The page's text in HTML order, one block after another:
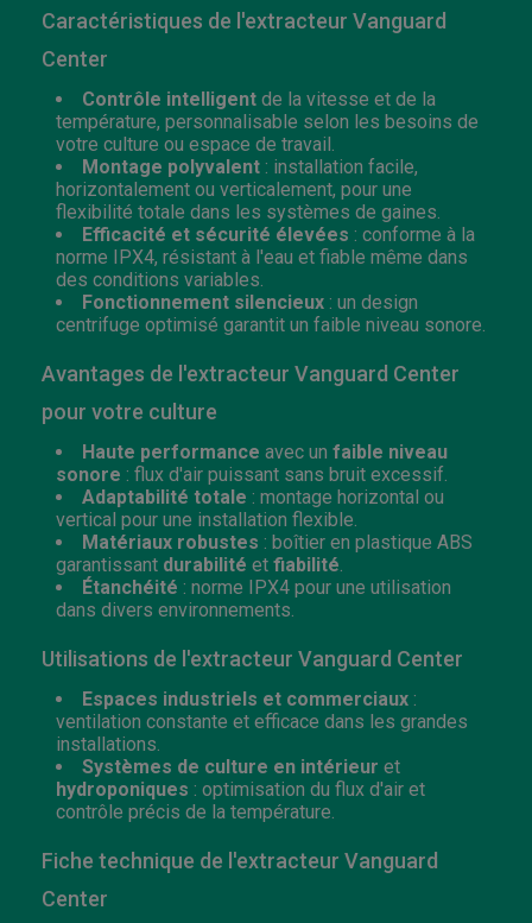
Caractéristiques de l'extracteur Vanguard
Center
Contrôle intelligent de la vitesse et de la
température, personnalisable selon les besoins de
votre culture ou espace de travail.
Montage polyvalent : installation facile,
horizontalement ou verticalement, pour une
flexibilité totale dans les systèmes de gaines.
Efficacité et sécurité élevées : conforme à la
norme IPX4, résistant à l'eau et fiable même dans
des conditions variables.
Fonctionnement silencieux : un design
centrifuge optimisé garantit un faible niveau sonore.
Avantages de l'extracteur Vanguard Center
pour votre culture
Haute performance avec un faible niveau
sonore : flux d'air puissant sans bruit excessif.
Adaptabilité totale : montage horizontal ou
vertical pour une installation flexible.
Matériaux robustes : boîtier en plastique ABS
garantissant durabilité et fiabilité
Étanchéité : norme IPX4 pour une utilisation
dans divers environnements.
Utilisations de l'extracteur Vanguard Center
Espaces industriels et commerciaux :
ventilation constante et efficace dans les grandes
installations.
Systèmes de culture en intérieur et
hydroponiques : optimisation du flux d'air et
contrôle précis de la température.
Fiche technique de l'extracteur Vanguard
Center